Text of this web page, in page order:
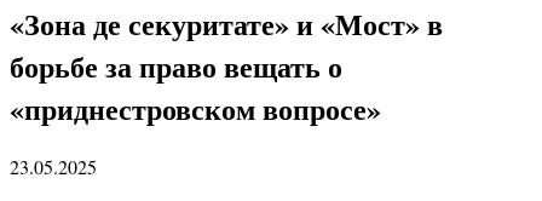
«Зона де секуритате» и «Мост» в
борьбе за право вещать о
«приднестровском вопросе»
23.05.2025